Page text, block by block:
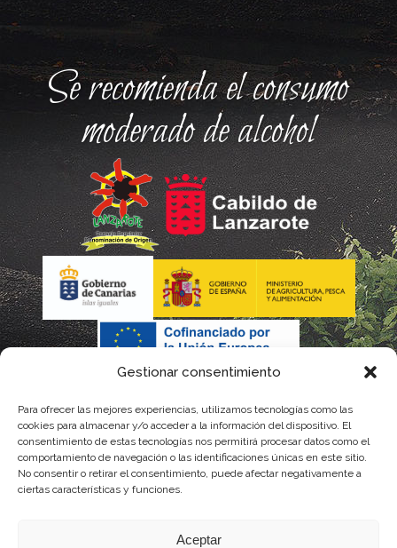
Gestionar consentimiento
Para ofrecer las mejores experiencias, utilizamos tecnologías como las
cookies para almacenar y/o acceder a la información del dispositivo. El
consentimiento de estas tecnologías nos permitirá procesar datos como el
comportamiento de navegación o las identificaciones únicas en este sitio.
No consentir o retirar el consentimiento, puede afectar negativamente a
ciertas características y funciones.
Aceptar
Se recomienda el consumo
moderado de alcohol
La gestión de la DOP Lanzarote realizada por este Consejo
Regulador es financiada, parcialmente, por el Gobierno de
Canarias